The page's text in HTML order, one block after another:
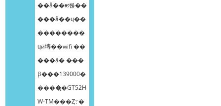
��å��ѥͥ롡��
���å��ɥ��
��������
ɥӥ塼��wifi ��
���ä� ���
β���139000�
����̡�GT52H
W-TM���Ȥ߹�